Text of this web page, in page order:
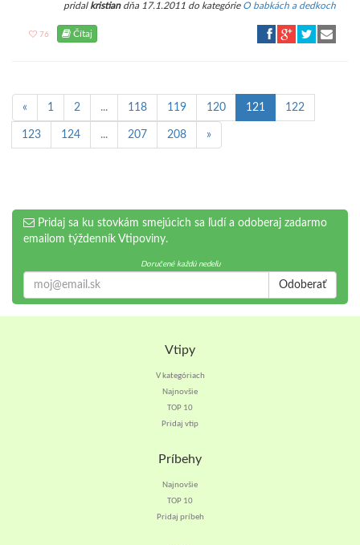
pridal kristiandňa 17.1.2011 do kategórie O babkách a dedkoch
76 Čítaj
« 1 2 ... 118 119 120 121 122
123 124 ... 207 208 »
Pridaj sa ku stovkám smejúcich sa ľudí a odoberaj zadarmo
emailom týždenník Vtipoviny.
Doručené každú nedeľu
Odoberať
Vtipy
V kategóriach
Najnovšie
TOP 10
Pridaj vtip
Príbehy
Najnovšie
TOP 10
Pridaj príbeh